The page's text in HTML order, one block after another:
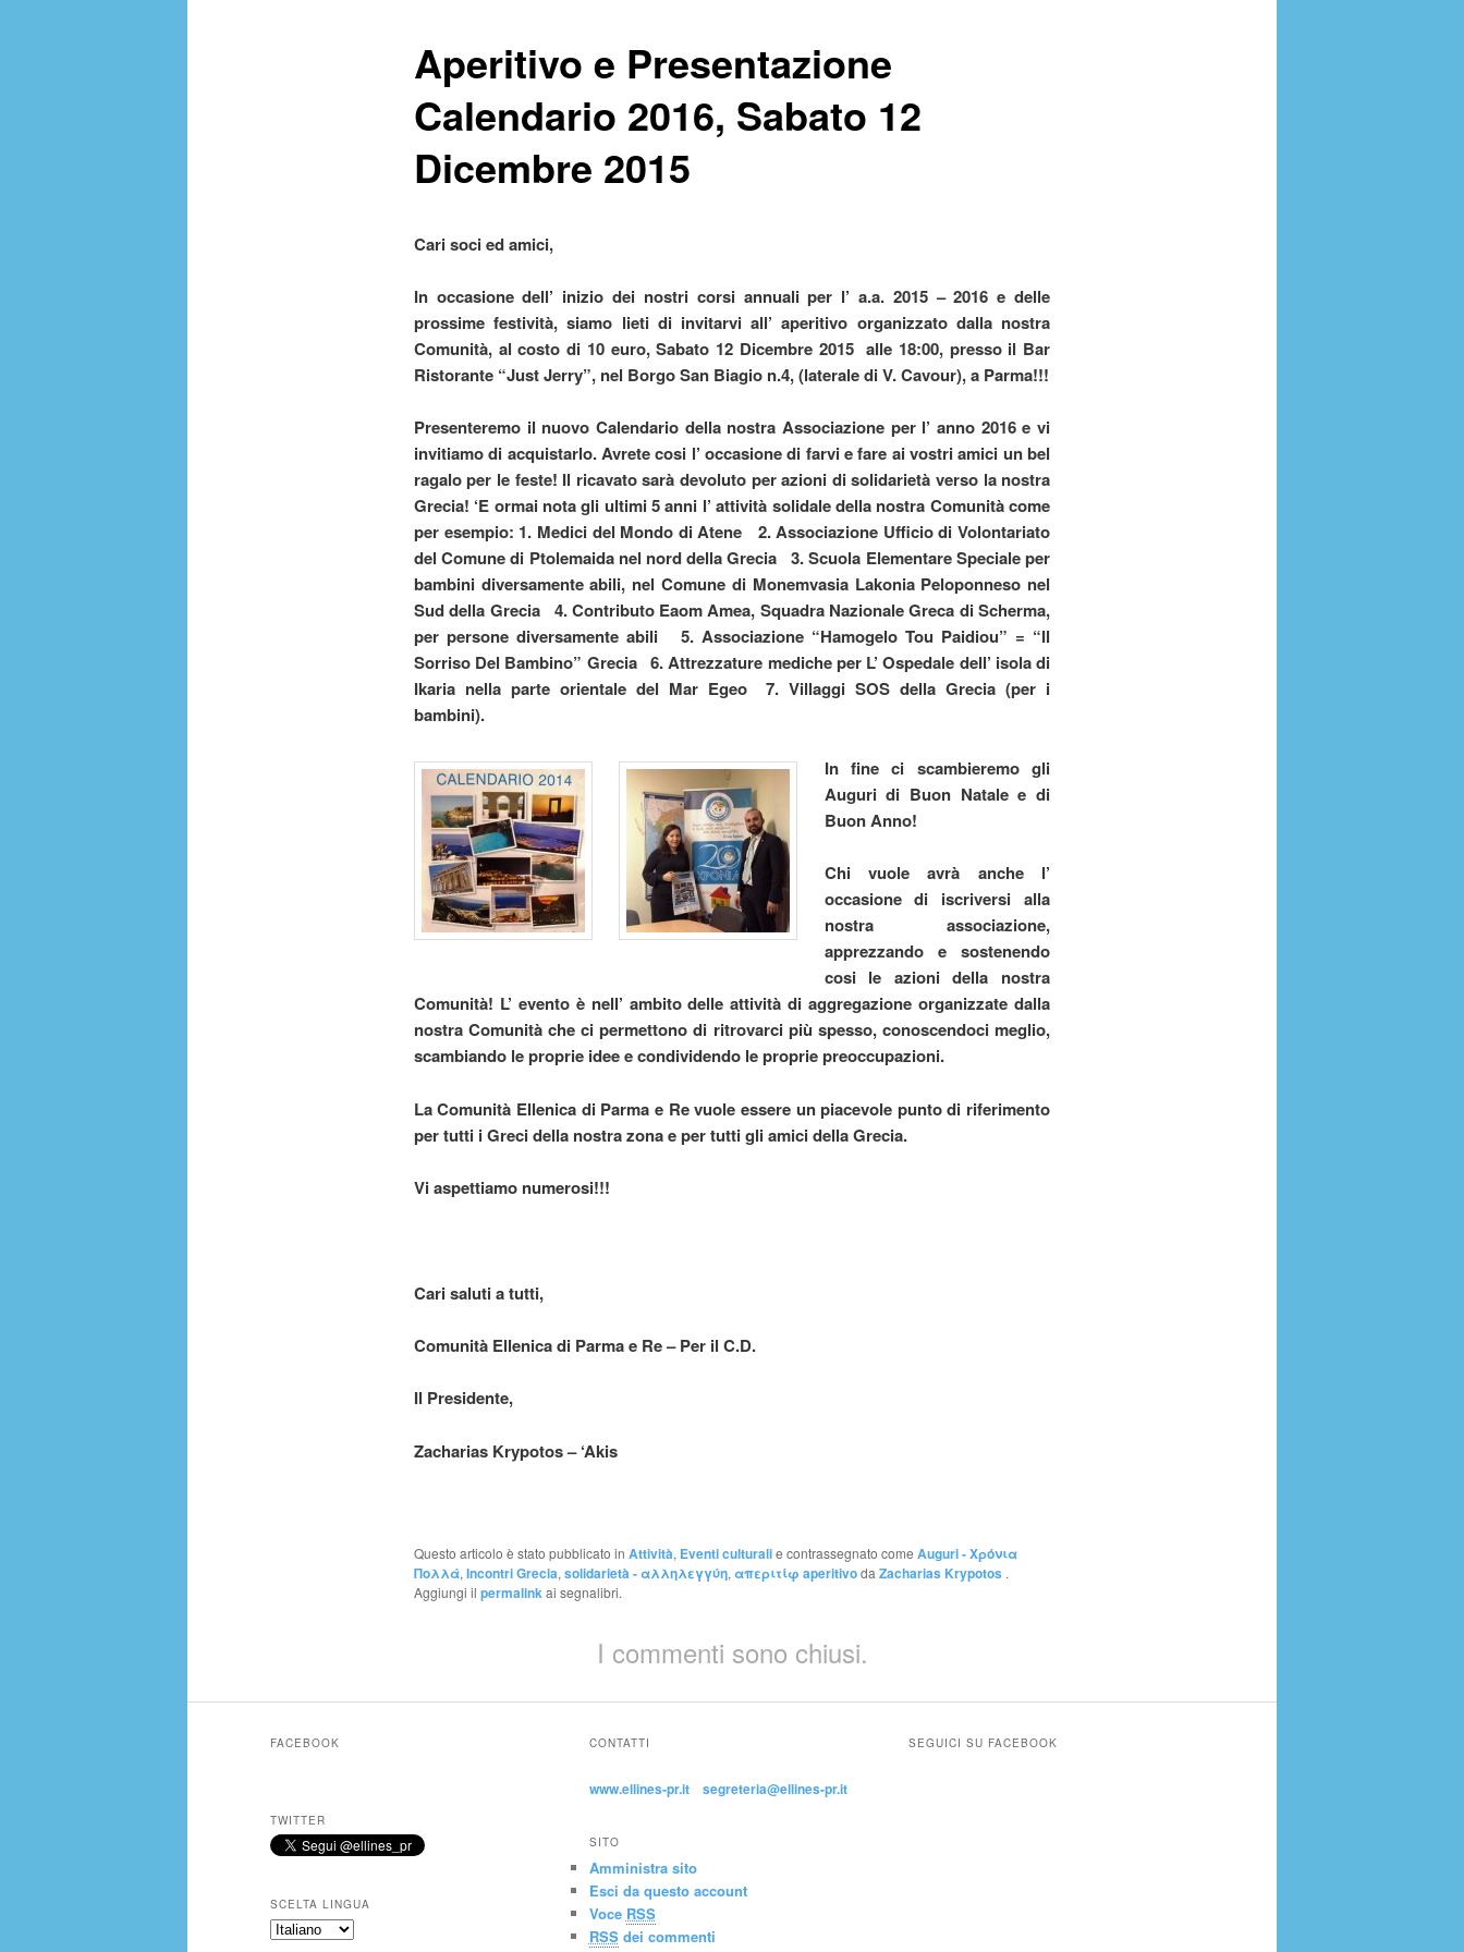
Aperitivo e Presentazione
Calendario 2016, Sabato 12
Dicembre 2015
Cari soci ed amici,
In occasione dell’ inizio dei nostri corsi annuali per l’ a.a. 2015 – 2016 e delle
prossime festività, siamo lieti di invitarvi all’ aperitivo organizzato dalla nostra
Comunità, al costo di 10 euro, Sabato 12 Dicembre 2015 alle 18:00, presso il Bar
Ristorante “Just Jerry”, nel Borgo San Biagio n.4, (laterale di V. Cavour), a Parma!!!
Presenteremo il nuovo Calendario della nostra Associazione per l’ anno 2016 e vi
invitiamo di acquistarlo. Avrete cosi l’ occasione di farvi e fare ai vostri amici un bel
ragalo per le feste! Il ricavato sarà devoluto per azioni di solidarietà verso la nostra
Grecia! ‘E ormai nota gli ultimi 5 anni l’ attività solidale della nostra Comunità come
per esempio: 1. Medici del Mondo di Atene
2. Associazione Ufficio di Volontariato
del Comune di Ptolemaida nel nord della Grecia
3. Scuola Elementare Speciale per
bambini diversamente abili, nel Comune di Monemvasia Lakonia Peloponneso nel
Sud della Grecia
4. Contributo Eaom Amea, Squadra Nazionale Greca di Scherma,
per persone diversamente abili
5. Associazione “Hamogelo Tou Paidiou” = “Il
Sorriso Del Bambino” Grecia 6. Attrezzature mediche per L’ Ospedale dell’ isola di
Ikaria nella parte orientale del Mar Egeo 7. Villaggi SOS della Grecia (per i
bambini).
In fine ci scambieremo gli
Auguri di Buon Natale e di
Buon Anno!
Chi vuole avrà anche l’
occasione di iscriversi alla
nostra associazione,
apprezzando e sostenendo
cosi le azioni della nostra
Comunità! L’ evento è nell’ ambito delle attività di aggregazione organizzate dalla
nostra Comunità che ci permettono di ritrovarci più spesso, conoscendoci meglio,
scambiando le proprie idee e condividendo le proprie preoccupazioni.
La Comunità Ellenica di Parma e Re vuole essere un piacevole punto di riferimento
per tutti i Greci della nostra zona e per tutti gli amici della Grecia.
Vi aspettiamo numerosi!!!
Cari saluti a tutti,
Comunità Ellenica di Parma e Re – Per il C.D.
Il Presidente,
Zacharias Krypotos – ‘Akis
Questo articolo è stato pubblicato in Attività, Eventi culturalie contrassegnato come Auguri - Χρόνια
Πολλά, Incontri Grecia, solidarietà - αλληλεγγύη, απεριτίφ aperitivoda Zacharias Krypotos .
Aggiungi il permalink ai segnalibri.
I commenti sono chiusi.
FACEBOOK
TWITTER
SCELTA LINGUA
CONTATTI
www.ellines-pr.it segreteria@ellines-pr.it
SITO
Amministra sito
Esci da questo account
Voce RSS
RSSdei commenti
SEGUICI SU FACEBOOK